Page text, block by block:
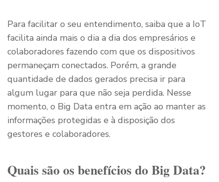
Para facilitar o seu entendimento, saiba que a IoT
facilita ainda mais o dia a dia dos empresários e
colaboradores fazendo com que os dispositivos
permaneçam conectados. Porém, a grande
quantidade de dados gerados precisa ir para
algum lugar para que não seja perdida. Nesse
momento, o Big Data entra em ação ao manter as
informações protegidas e à disposição dos
gestores e colaboradores.
Quais são os benefícios do Big Data?